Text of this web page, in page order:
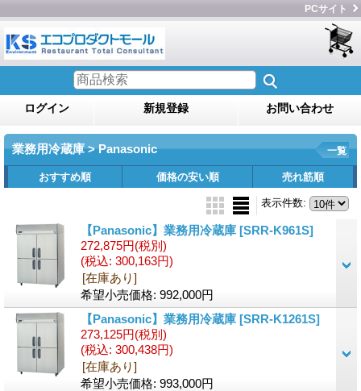
PCサイト
ログイン 新規登録 お問い合わせ
業務用冷蔵庫 > Panasonic 一覧
おすすめ順 価格の安い順 売れ筋順
表示件数:
【Panasonic】業務用冷蔵庫 [SRR-K961S]
272,875円(税別)
(税込: 300,163円)
[在庫あり]
希望小売価格: 992,000円
【Panasonic】業務用冷蔵庫 [SRR-K1261S]
273,125円(税別)
(税込: 300,438円)
[在庫あり]
希望小売価格: 993,000円